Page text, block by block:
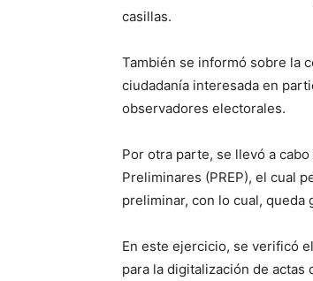
casillas.
También se informó sobre la
ciudadanía interesada en
observadores electorales.
Por otra parte, se llevó a
Preliminares (PREP), el cual
preliminar, con lo cual, queda
En este ejercicio, se verificó
para la digitalización de actas